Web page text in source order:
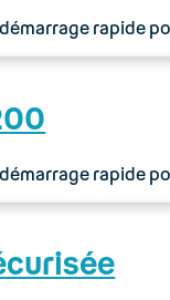
rapide
rapide